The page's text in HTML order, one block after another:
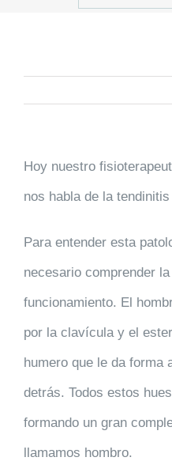
Hoy nuestro
nos habla de la
Para entender esta
necesario comprender
funcionamiento. El
por la clavícula y el
humero que le da forma
detrás. Todos estos
formando un gran
llamamos hombro.